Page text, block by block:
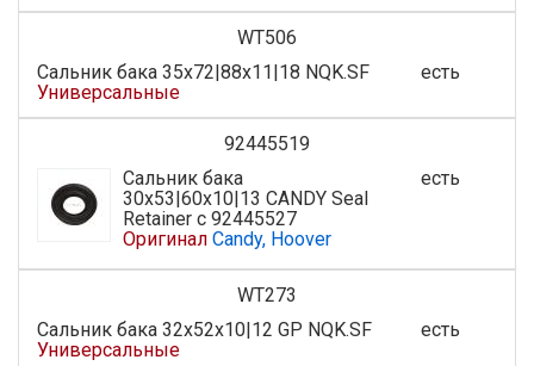
WT506
Сальник бака 35х72|88х11|18 NQK.SF
Универсальные
есть
92445519
Сальник бака
30x53|60x10|13 CANDY Seal
Retainer с 92445527
Оригинал Candy, Hoover
есть
WT273
Сальник бака 32х52х10|12 GP NQK.SF
Универсальные
есть